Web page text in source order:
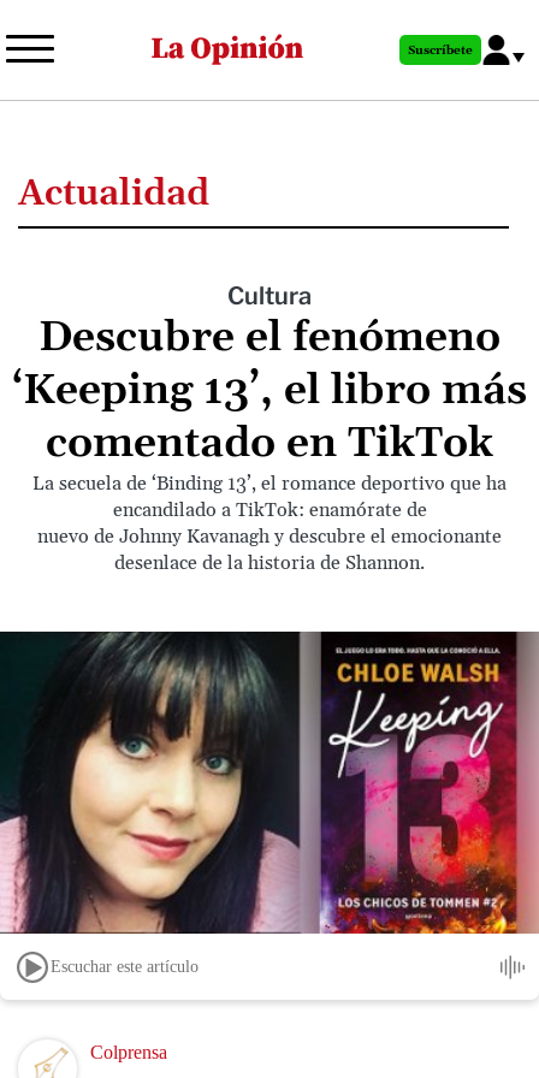
al
principal
Suscríbete
Actualidad
Cultura
Descubre el fenómeno
‘Keeping 13’, el libro más
comentado en TikTok
La secuela de ‘Binding 13’, el romance deportivo que ha
encandilado a TikTok: enamórate de
nuevo de Johnny Kavanagh y descubre el emocionante
desenlace de la historia de Shannon.
Escuchar este artículo
Image Colprensa